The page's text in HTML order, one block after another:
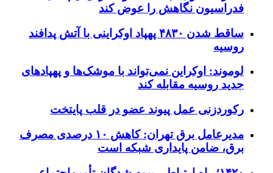
فدراسیون نگاهش را عوض کند
ساقط شدن ۴۸۳۰ پهپاد اوکراینی با آتش پدافند
روسیه
لوموند: اوکراین نمی‌تواند با موشک‌ها و پهپادهای
جدید روسیه مقابله کند
رکوردزنی عمل پیوند عضو در قلب پایتخت
مدیرعامل برق تهران: کاهش ۱۰ درصدی مصرف
برق، ضامن پایداری شبکه است